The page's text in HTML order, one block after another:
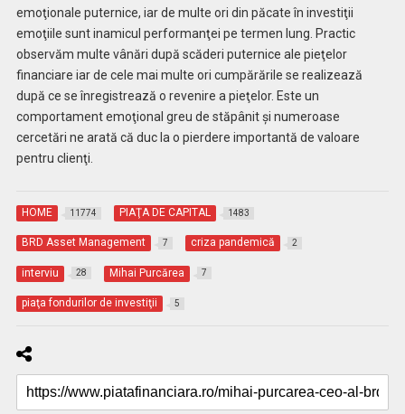
emoţionale puternice, iar de multe ori din păcate în investiţii
emoţiile sunt inamicul performanţei pe termen lung. Practic
observăm multe vânări după scăderi puternice ale pieţelor
financiare iar de cele mai multe ori cumpărările se realizează
după ce se înregistrează o revenire a pieţelor. Este un
comportament emoţional greu de stăpânit şi numeroase
cercetări ne arată că duc la o pierdere importantă de valoare
pentru clienţi.
HOME 11774 PIAŢA DE CAPITAL 1483
BRD Asset Management 7 criza pandemică 2
interviu 28 Mihai Purcărea 7
piaţa fondurilor de investiţii 5